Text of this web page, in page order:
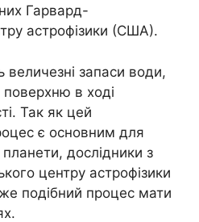
Гарвард-
астрофізики (США).
величезні запаси води,
поверхню в ході
Так як цей
є основним для
дослідники з
центру астрофізики
подібний процес мати